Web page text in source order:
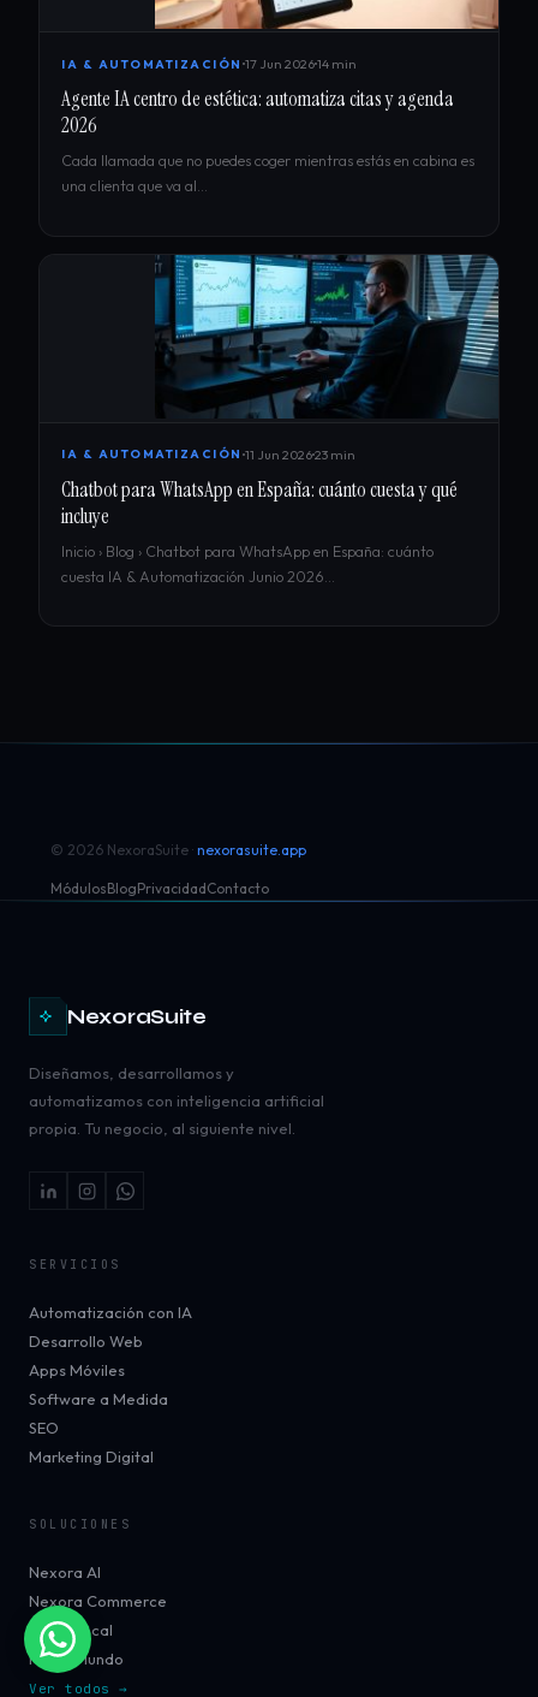
IA & AUTOMATIZACIÓN 17 Jun 202614 min
Agente IA centro de estética: automatiza citas y agenda
2026
Cada llamada que no puedes coger mientras estás en cabina es
una clienta que va al…
IA & AUTOMATIZACIÓN 11 Jun 202623 min
Chatbot para WhatsApp en España: cuánto cuesta y qué
incluye
Inicio › Blog › Chatbot para WhatsApp en España: cuánto
cuesta IA & Automatización Junio 2026…
© 2026 NexoraSuite · nexorasuite.app
MódulosBlogPrivacidadContacto
NexoraSuite
Diseñamos, desarrollamos y
automatizamos con inteligencia artificial
propia. Tu negocio, al siguiente nivel.
SERVICIOS
Automatización con IA
Desarrollo Web
Apps Móviles
Software a Medida
SEO
Marketing Digital
SOLUCIONES
Nexora AI
Nexora Commerce
TalentLocal
MiFrikiMundo
Ver todos →